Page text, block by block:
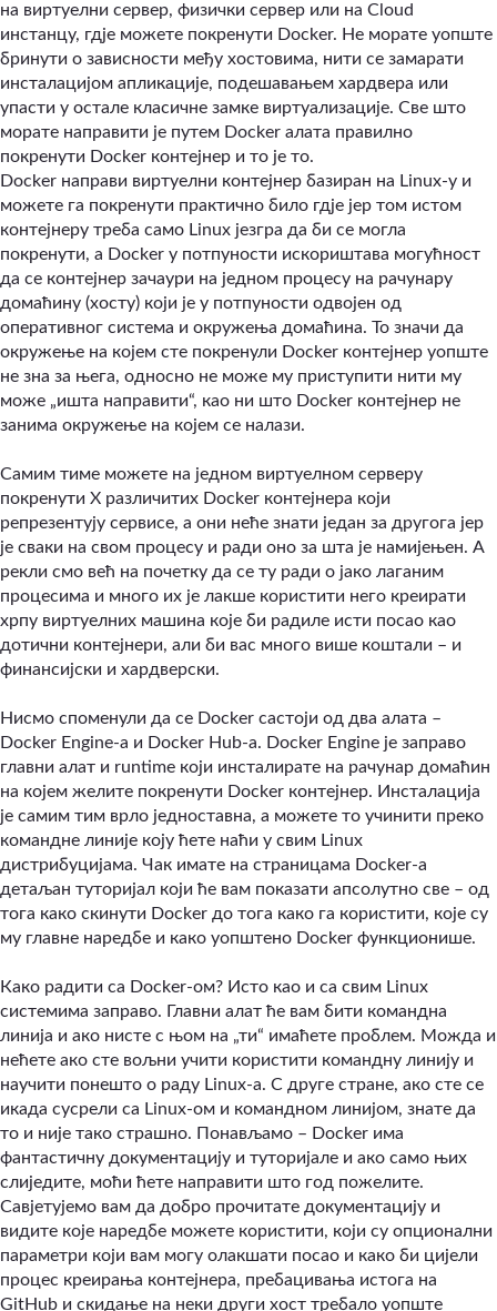
на виртуелни сервер, физички сервер или на Cloud
инстанцу, гдје можете покренути Docker. Не морате уопште
бринути о зависности међу хостовима, нити се замарати
инсталацијом апликације, подешавањем хардвера или
упасти у остале класичне замке виртуализације. Све што
морате направити је путем Docker алата правилно
покренути Docker контејнер и то је то.
Docker направи виртуелни контејнер базиран на Linux-у и
можете га покренути практично било гдје јер том истом
контејнеру треба само Linux језгра да би се могла
покренути, а Docker у потпуности искориштава могућност
да се контејнер зачаури на једном процесу на рачунару
домаћину (хосту) који је у потпуности одвојен од
оперативног система и окружења домаћина. То значи да
окружење на којем сте покренули Docker контејнер уопште
не зна за њега, односно не може му приступити нити му
може „ишта направити“, као ни што Docker контејнер не
занима окружење на којем се налази.
Самим тиме можете на једном виртуелном серверу
покренути X различитих Docker контејнера који
репрезентују сервисе, а они неће знати један за другога јер
је сваки на свом процесу и ради оно за шта је намијењен. А
рекли смо већ на почетку да се ту ради о јако лаганим
процесима и много их је лакше користити него креирати
хрпу виртуелних машина које би радиле исти посао као
дотични контејнери, али би вас много више коштали – и
финансијски и хардверски.
Нисмо споменули да се Docker састоји од два алата –
Docker Engine-a и Docker Hub-a. Docker Engine је заправо
главни алат и runtime који инсталирате на рачунар домаћин
на којем желите покренути Docker контејнер. Инсталација
је самим тим врло једноставна, а можете то учинити преко
командне линије коју ћете наћи у свим Linux
дистрибуцијама. Чак имате на страницама Docker-a
детаљан туторијал који ће вам показати апсолутно све – од
тога како скинути Docker до тога како га користити, које су
му главне наредбе и како уопштено Docker функционише.
Како радити са Docker-ом? Исто као и са свим Linux
системима заправо. Главни алат ће вам бити командна
линија и ако нисте с њом на „ти“ имаћете проблем. Можда и
нећете ако сте вољни учити користити командну линију и
научити понешто о раду Linux-a. С друге стране, ако сте се
икада сусрели са Linux-ом и командном линијом, знате да
то и није тако страшно. Понављамо – Docker има
фантастичну документацију и туторијале и ако само њих
слиједите, моћи ћете направити што год пожелите.
Савјетујемо вам да добро прочитате документацију и
видите које наредбе можете користити, који су опционални
параметри који вам могу олакшати посао и како би цијели
процес креирања контејнера, пребацивања истога на
GitHub и скидање на неки други хост требало уопште